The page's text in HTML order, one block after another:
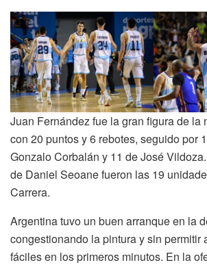
Juan Fernández fue la gran figura de la
con 20 puntos y 6 rebotes, seguido por
Gonzalo Corbalán y 11 de José
de Daniel Seoane fueron las 19
Carrera.
Argentina tuvo un buen arranque en la
congestionando la pintura y sin permitir
fáciles en los primeros minutos. En la